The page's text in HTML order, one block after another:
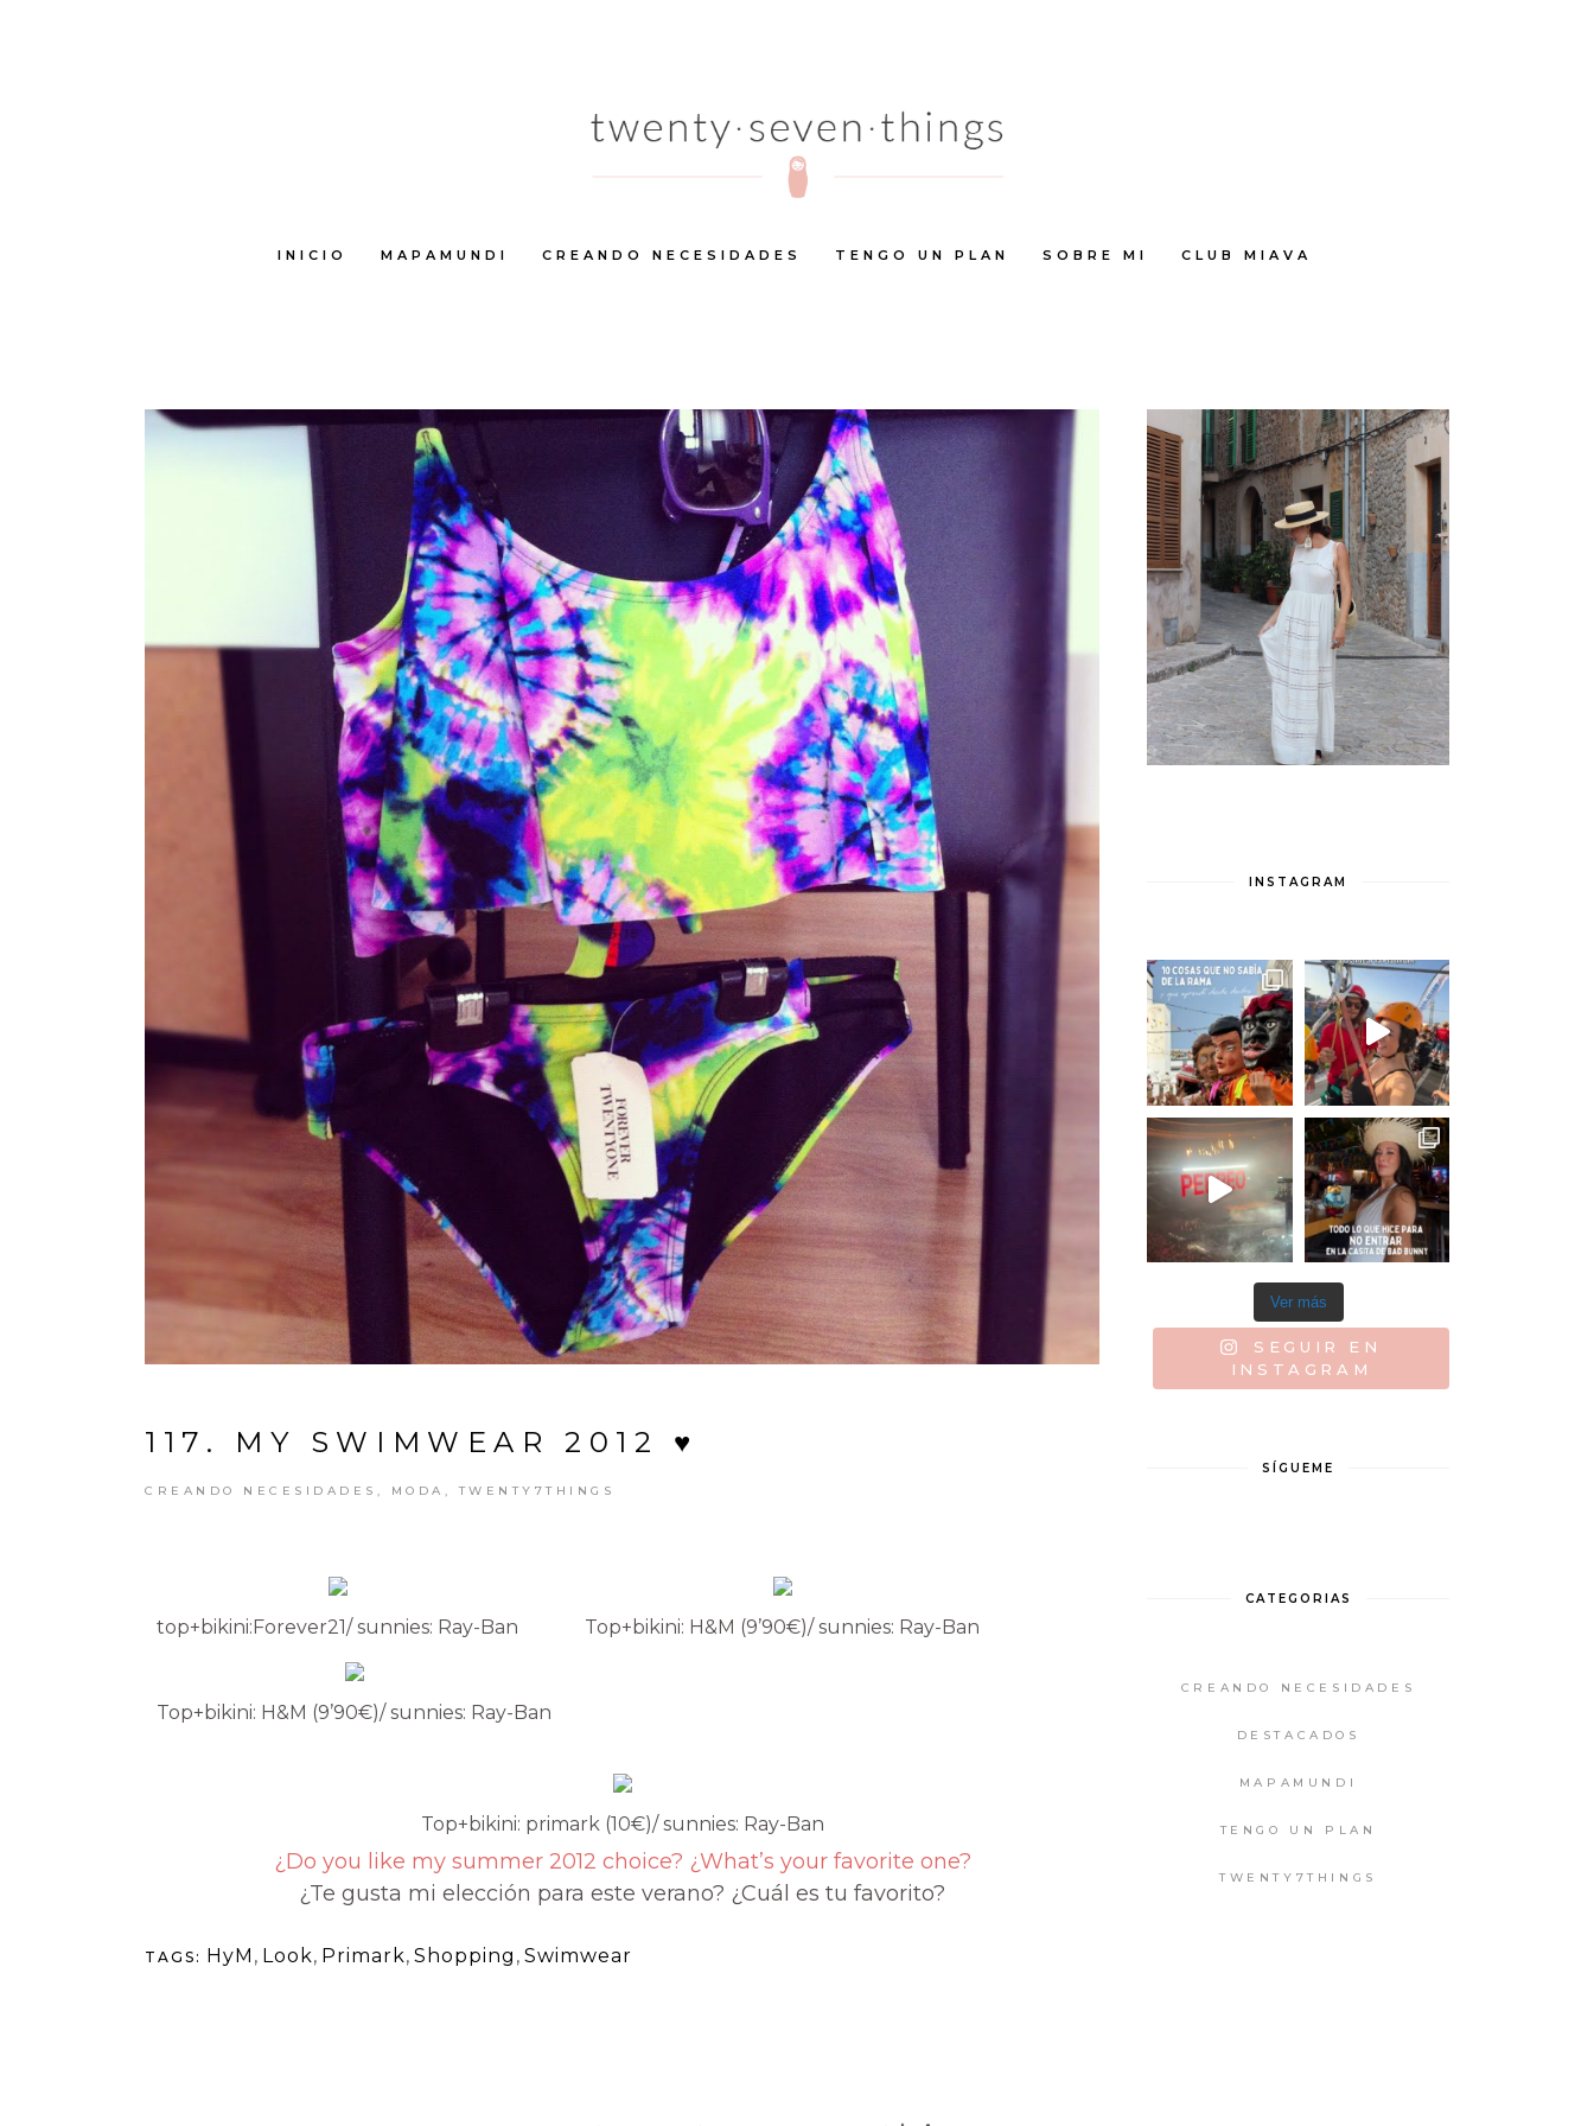
INICIO MAPAMUNDI CREANDO NECESIDADES TENGO UN PLAN SOBRE MI CLUB MIAVA
117. MY SWIMWEAR 2012 ♥
CREANDO NECESIDADES , MODA ,TWENTY7THINGS
top+bikini:Forever21/ sunnies: Ray-Ban Top+bikini: H&M (9’90€)/ sunnies: Ray-Ban
Top+bikini: H&M (9’90€)/ sunnies: Ray-Ban
Top+bikini: primark (10€)/ sunnies: Ray-Ban
¿Do you like my summer 2012 choice? ¿What’s your favorite one?
¿Te gusta mi elección para este verano? ¿Cuál es tu favorito?
TAGS: HyM , Look, Primark, Shopping , Swimwear
INSTAGRAM
Ver más
SEGUIR EN
INSTAGRAM
SÍGUEME
CATEGORIAS
CREANDO NECESIDADES
DESTACADOS
MAPAMUNDI
TENGO UN PLAN
TWENTY7THINGS